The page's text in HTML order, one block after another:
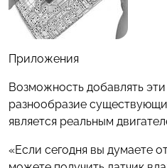
Приложения
Возможность добавлять
разнообразие
является реальным
«Если сегодня вы думаете